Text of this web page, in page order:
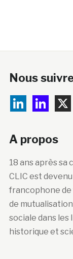
Nous
A propos
18 ans après
CLIC est
francophone de
de
sociale dans
historique et